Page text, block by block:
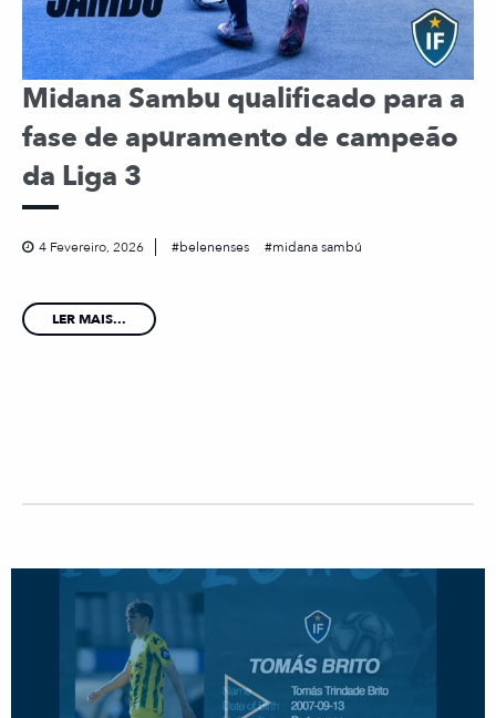
Midana Sambu qualificado para a
fase de apuramento de campeão
da Liga 3
4 Fevereiro, 2026 belenenses midana sambú
LER MAIS...